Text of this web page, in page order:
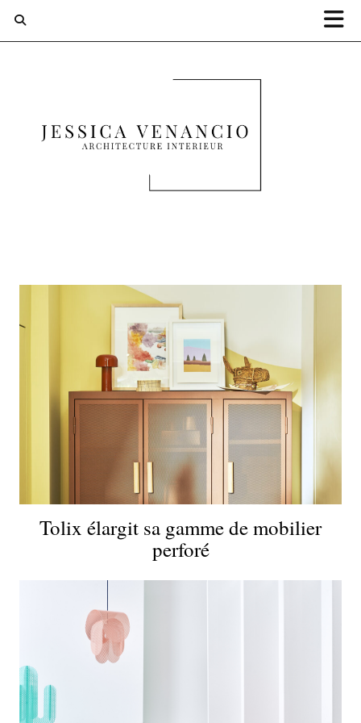
Tolix élargit sa gamme de mobilier
perforé